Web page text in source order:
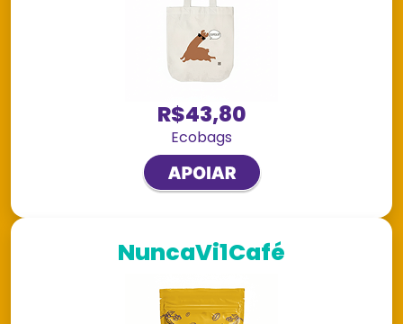
R$43,80
Ecobags
NuncaVi1Café